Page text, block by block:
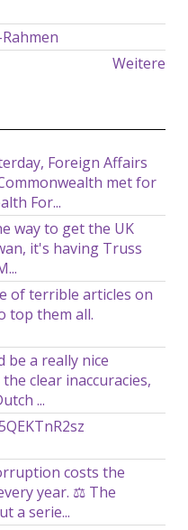
Weitere
Foreign Affairs
met for
For...
way to get the UK
it's having Truss
of terrible articles on
top them all.
be a really nice
clear inaccuracies,
...
costs the
year. ⚖️ The
a serie...